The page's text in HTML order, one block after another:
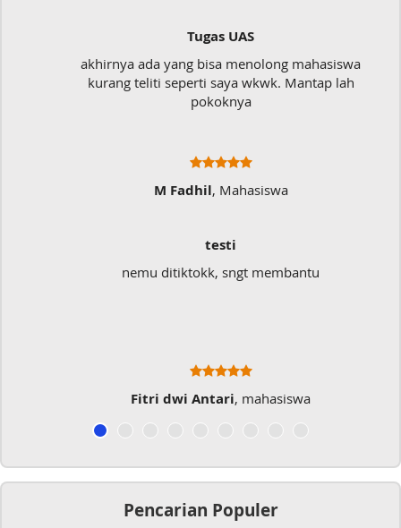
Tugas UAS
akhirnya ada yang bisa menolong mahasiswa
kurang teliti seperti saya wkwk. Mantap lah
pokoknya
M Fadhil, Mahasiswa
testi
nemu ditiktokk, sngt membantu
Fitri dwi Antari, mahasiswa
Pencarian Populer